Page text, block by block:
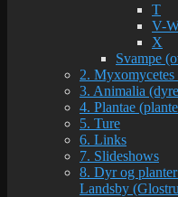
T
V-
X
Svampe
2. Myxomycetes
3. Animalia
4. Plantae
5. Ture
6. Links
7. Slideshows
8. Dyr og
Landsby